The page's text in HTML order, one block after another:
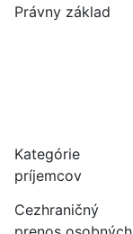
Právny základ
Kategórie
príjemcov
Cezhraničný